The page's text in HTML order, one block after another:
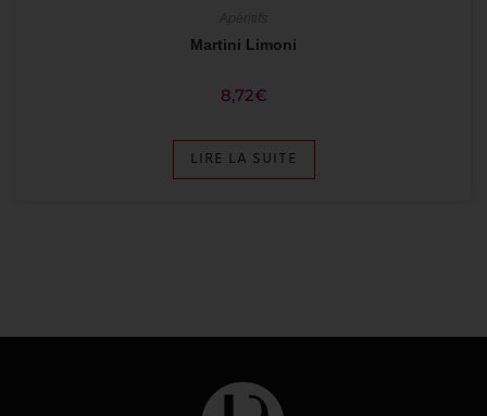
Martini Limoni
8,72€
LIRE LA SUITE